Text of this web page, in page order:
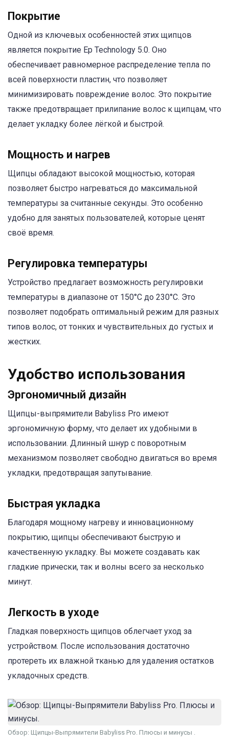
Покрытие
Одной из ключевых особенностей этих щипцов
является покрытие Ep Technology 5.0. Оно
обеспечивает равномерное распределение тепла по
всей поверхности пластин, что позволяет
минимизировать повреждение волос. Это покрытие
также предотвращает прилипание волос к щипцам, что
делает укладку более лёгкой и быстрой.
Мощность и нагрев
Щипцы обладают высокой мощностью, которая
позволяет быстро нагреваться до максимальной
температуры за считанные секунды. Это особенно
удобно для занятых пользователей, которые ценят
своё время.
Регулировка температуры
Устройство предлагает возможность регулировки
температуры в диапазоне от 150°C до 230°C. Это
позволяет подобрать оптимальный режим для разных
типов волос, от тонких и чувствительных до густых и
жестких.
Удобство использования
Эргономичный дизайн
Щипцы-выпрямители Babyliss Pro имеют
эргономичную форму, что делает их удобными в
использовании. Длинный шнур с поворотным
механизмом позволяет свободно двигаться во время
укладки, предотвращая запутывание.
Быстрая укладка
Благодаря мощному нагреву и инновационному
покрытию, щипцы обеспечивают быструю и
качественную укладку. Вы можете создавать как
гладкие прически, так и волны всего за несколько
минут.
Легкость в уходе
Гладкая поверхность щипцов облегчает уход за
устройством. После использования достаточно
протереть их влажной тканью для удаления остатков
укладочных средств.
Обзор: Щипцы-Выпрямители Babyliss Pro. Плюсы и минусы .